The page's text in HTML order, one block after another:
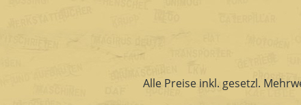
Alle Preise inkl. gesetzl.